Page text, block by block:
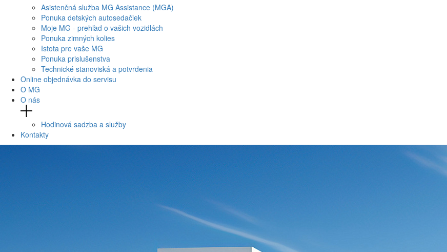
Asistenčná služba MG Assistance (MGA)
Ponuka detských autosedačiek
Moje MG - prehľad o vašich vozidlách
Ponuka zimných kolies
Istota pre vaše MG
Ponuka prislušenstva
Technické stanoviská a potvrdenia
Online objednávka do servisu
O MG
O nás
Hodinová sadzba a služby
Kontakty